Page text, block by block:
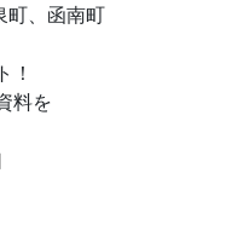
町、函南町
！
料を